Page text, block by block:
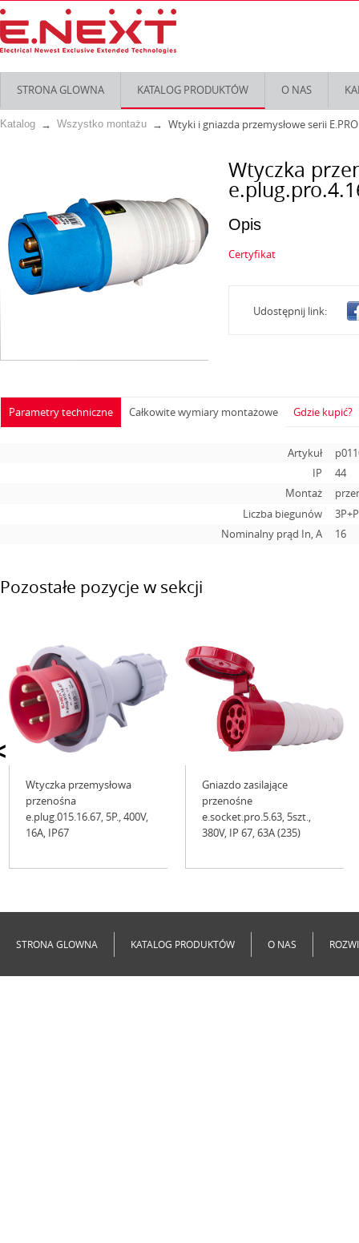
STRONA GLOWNA KATALOG PRODUKTÓW O NAS
Katalog Wszystko montażu Wtyki i gniazda przemysłowe serii E.PRO
Wtyczka
Opis
Certyfikat
Udostępnij link:
Parametry techniczne
Artykuł
IP
44
Montaż
Liczba biegunów
Nominalny prąd In, А
16
Całkowite wymiary montażowe Gdzie kupić?
Pozostałe pozycje w sekcji
Wtyczka przemysłowa
przenośna
e.plug.015.16.67, 5P., 400V,
16А, IP67
Gniazdo zasilające
przenośne
e.socket.pro.5.63, 5szt.,
380V, IP 67, 63A (235)
STRONA GLOWNA KATALOG PRODUKTÓW O NAS